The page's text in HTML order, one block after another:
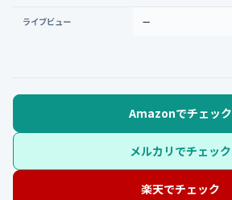
ライブビュー —
Amazonでチェック
メルカリでチェック
楽天でチェック